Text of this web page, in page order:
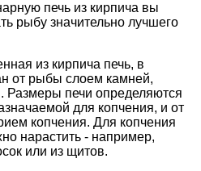
печь из кирпича вы
рыбу значительно лучшего
из кирпича печь, в
от рыбы слоем камней,
Размеры печи определяются
для копчения, и от
копчения. Для копчения
нарастить - например,
или из щитов.